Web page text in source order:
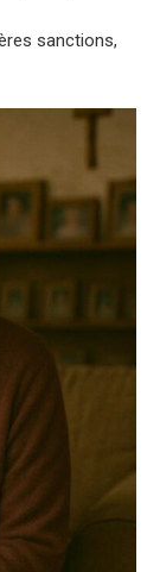
sanctions,